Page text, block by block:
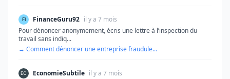
FinanceGuru92 il y a 7 mois
Pour dénoncer anonymement, écris une lettre à l’inspection du
travail sans indiq...
→ Comment dénoncer une entreprise fraudule...
EconomieSubtile il y a 7 mois